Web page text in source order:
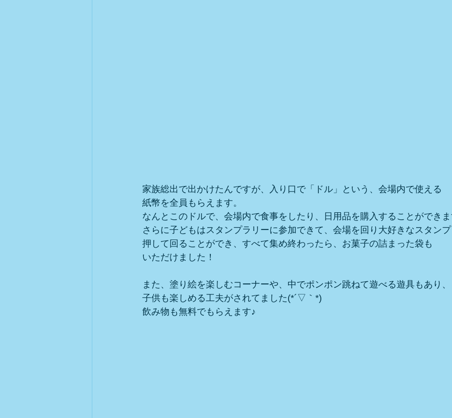
家族総出で出かけたんですが、入り口で「ドル」という、会場内で使える
紙幣を全員もらえます。
なんとこのドルで、会場内で食事をしたり、日用品を購入することができ
さらに子どもはスタンプラリーに参加できて、会場を回り大好きなスタン
押して回ることができ、すべて集め終わったら、お菓子の詰まった袋も
いただけました！
また、塗り絵を楽しむコーナーや、中でポンポン跳ねて遊べる遊具もあり、
子供も楽しめる工夫がされてました(*´▽｀*)
飲み物も無料でもらえます♪